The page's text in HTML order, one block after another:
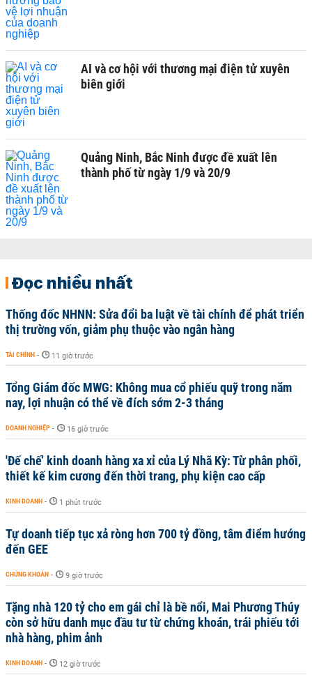
AI và cơ hội với thương mại điện tử xuyên
biên giới
Quảng Ninh, Bắc Ninh được đề xuất lên
thành phố từ ngày 1/9 và 20/9
Đọc nhiều nhất
Thống đốc NHNN: Sửa đổi ba luật về tài chính để phát triển
thị trường vốn, giảm phụ thuộc vào ngân hàng
TÀI CHÍNH - 11 giờ trước
Tổng Giám đốc MWG: Không mua cổ phiếu quỹ trong năm
nay, lợi nhuận có thể về đích sớm 2-3 tháng
DOANH NGHIỆP - 16 giờ trước
'Đế chế’ kinh doanh hàng xa xỉ của Lý Nhã Kỳ: Từ phân phối,
thiết kế kim cương đến thời trang, phụ kiện cao cấp
KINH DOANH - 1 phút trước
Tự doanh tiếp tục xả ròng hơn 700 tỷ đồng, tâm điểm hướng
đến GEE
CHỨNG KHOÁN - 9 giờ trước
Tặng nhà 120 tỷ cho em gái chỉ là bề nổi, Mai Phương Thúy
còn sở hữu danh mục đầu tư từ chứng khoán, trái phiếu tới
nhà hàng, phim ảnh
KINH DOANH - 12 giờ trước